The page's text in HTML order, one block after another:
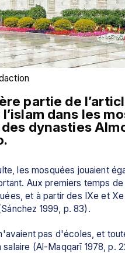
partie de
dans les
dynasties
les mosquées jouaient
Aux premiers temps
et à partir des IXe et
1999, p. 83).
pas d'écoles, et
(Al-Maqqarī 1978, p.